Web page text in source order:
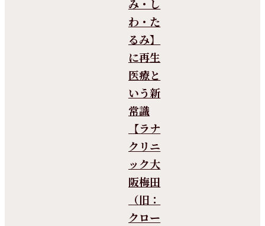
み・し
わ・た
るみ】
に再生
医療と
いう新
常識
【ラナ
クリニ
ック大
阪梅田
（旧：
クロー